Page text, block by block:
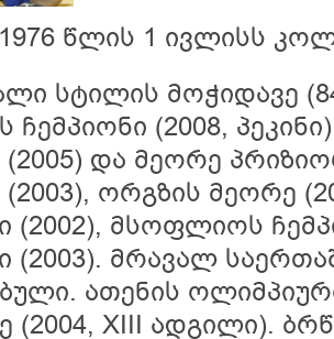
წლის 1 ივლისს
სტილის მოჭიდავე
ჩემპიონი (2008,
(2005) და მეორე
(2003), ორგზის მეორე
(2002), მსოფლიოს
(2003). მრავალ
ათენის
(2004, XIII ადგილი).